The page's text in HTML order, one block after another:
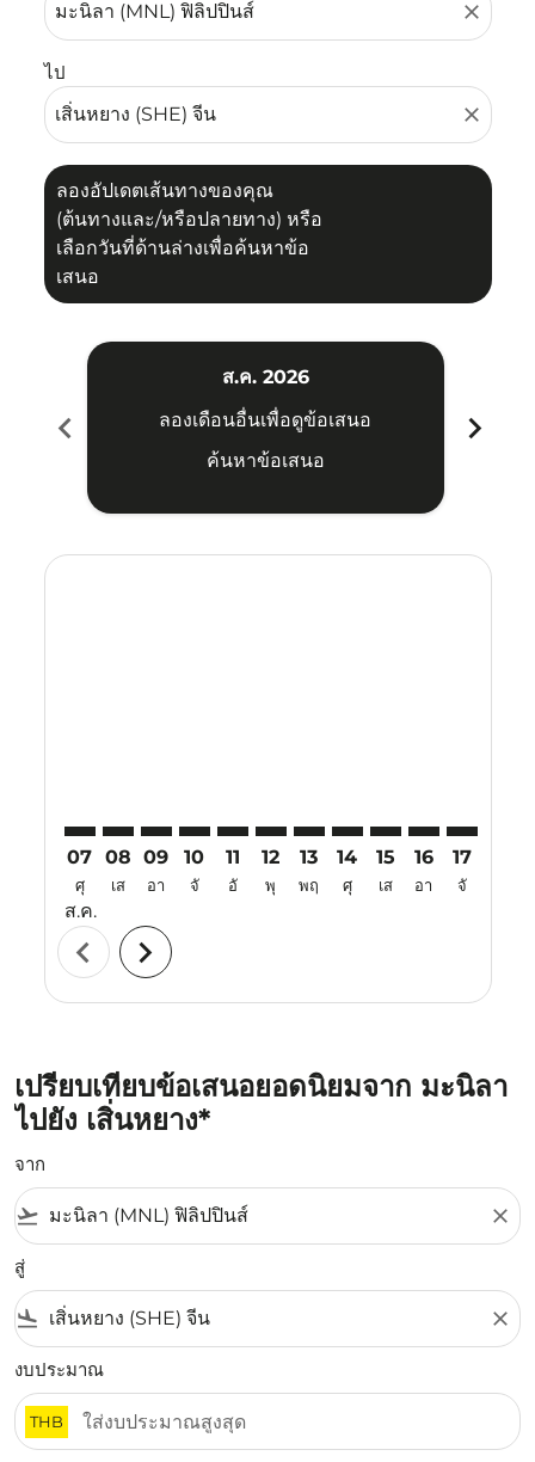
close
ไป
close
ลองอัปเดตเส้นทางของคุณ
(ต้นทางและ/หรือปลายทาง) หรือ
เลือกวันที่ด้านล่างเพื่อค้นหาข้อ
เสนอ
chevron_left
ส.ค. 2026
ลองเดือนอื่นเพื่อดูข้อเสนอ
ค้นหาข้อเสนอ
chevron_right
07
ศุ
ส.ค.
08
เส
09
อา
10
จั
11
อั
12
พุ
13
พฤ
14
ศุ
15
เส
16
อา
17
จั
chevron_left chevron_right
เปรียบเทียบข้อเสนอยอดนิยมจาก มะนิลา
ไปยัง เสิ่นหยาง*
จาก
flight_takeoff close
สู่
flight_land close
งบประมาณ
THB